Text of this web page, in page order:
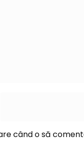
când o să